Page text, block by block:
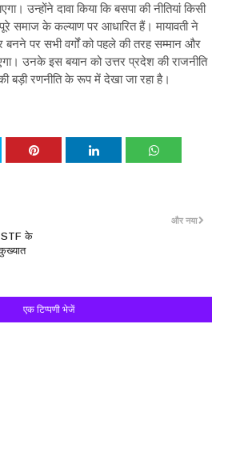
उन्होंने दावा किया कि बसपा की नीतियां किसी
समाज के कल्याण पर आधारित हैं। मायावती ने
बनने पर सभी वर्गों को पहले की तरह सम्मान और
उनके इस बयान को उत्तर प्रदेश की राजनीति
बड़ी रणनीति के रूप में देखा जा रहा है।
और नया
STF के
एक टिप्पणी भेजें